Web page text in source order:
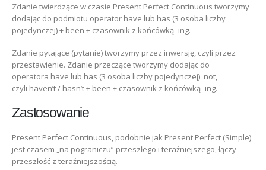
Zdanie twierdzące w czasie Present Perfect Continuous tworzymy
dodając do podmiotu operator have lub has (3 osoba liczby
pojedynczej) + been + czasownik z końcówką -ing.
Zdanie pytające (pytanie) tworzymy przez inwersję, czyli przez
przestawienie. Zdanie przeczące tworzymy dodając do
operatora have lub has (3 osoba liczby pojedynczej) not,
czyli haven’t / hasn’t + been + czasownik z końcówką -ing.
Zastosowanie
Present Perfect Continuous, podobnie jak Present Perfect (Simple)
jest czasem „na pograniczu” przeszłego i teraźniejszego, łączy
przeszłość z teraźniejszością.